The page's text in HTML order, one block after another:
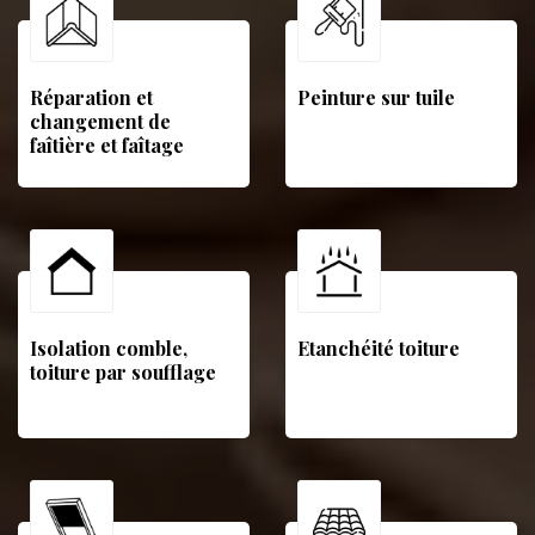
Réparation et
changement de
faîtière et faîtage
Peinture sur tuile
Isolation comble,
toiture par soufflage
Etanchéité toiture